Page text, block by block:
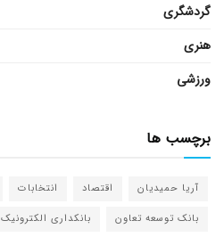
گردشگری
هنری
ورزشی
برچسب ها
آریا حمیدیان اقتصاد انتخابات
بانک توسعه تعاون
بانکداری الکترونیک